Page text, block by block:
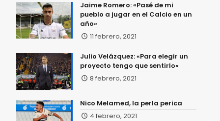
Jaime Romero: «Pasé de mi
pueblo a jugar en el Calcio en un
año»
11 febrero, 2021
Julio Velázquez: «Para elegir un
proyecto tengo que sentirlo»
8 febrero, 2021
Nico Melamed, la perla perica
4 febrero, 2021